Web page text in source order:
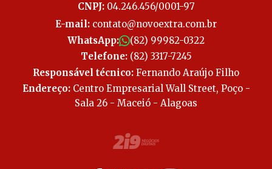
CNPJ:04.246.456/0001-97
E-mail: contato@novoextra.com.br
WhatsApp:
(82) 99982-0322
Telefone:(82) 3317-7245
Responsável técnico: Fernando Araújo Filho
Endereço:Centro Empresarial Wall Street, Poço -
Sala 26 - Maceió - Alagoas